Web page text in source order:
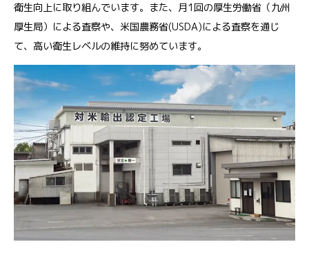
衛生向上に取り組んでいます。また、月1回の厚生労働省（九州
厚生局）による査察や、米国農務省(USDA)による査察を通じ
て、高い衛生レベルの維持に努めています。